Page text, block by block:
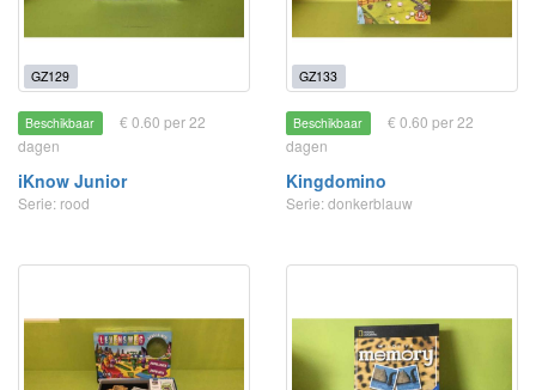
GZ129
Beschikbaar
€ 0.60 per 22
dagen
iKnow Junior
Serie: rood
GZ133
Beschikbaar
€ 0.60 per 22
dagen
Kingdomino
Serie: donkerblauw